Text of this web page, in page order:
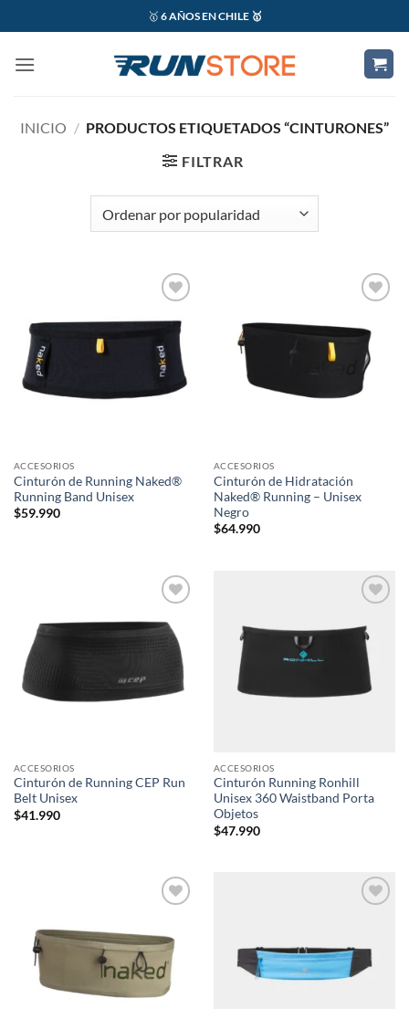
al
contenido
🥇 6 AÑOS EN CHILE 🥇
INICIO / PRODUCTOS ETIQUETADOS “CINTURONES”
FILTRAR
wishlist
ACCESORIOS
Cinturón de Running Naked®
Running Band Unisex
$59.990
wishlist
ACCESORIOS
Cinturón de Hidratación
Naked® Running – Unisex
Negro
$64.990
wishlist
ACCESORIOS
Cinturón de Running CEP Run
Belt Unisex
$41.990
wishlist
ACCESORIOS
Cinturón Running Ronhill
Unisex 360 Waistband Porta
Objetos
$47.990